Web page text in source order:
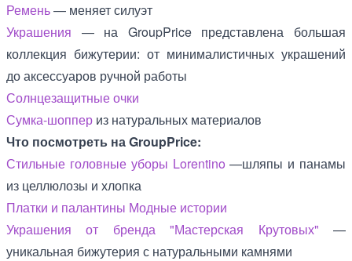
Ремень— меняет силуэт
Украшения — на GroupPrice представлена большая
коллекция бижутерии: от минималистичных украшений
до аксессуаров ручной работы
Солнцезащитные очки
Сумка-шоппер из натуральных материалов
Что посмотреть на GroupPrice:
Стильные головные уборы Lorentino —шляпы и панамы
из целлюлозы и хлопка
Платки и палантины Модные истории
Украшения от бренда "Мастерская Крутовых" —
уникальная бижутерия с натуральными камнями